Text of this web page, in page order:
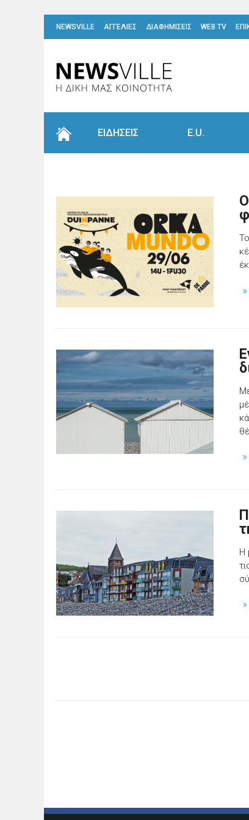
NEWSVILLE ΑΓΓΕΛΙΕΣ ΔΙΑΦΗΜΙΣΕΙΣ WEB TV
ΕΙΔΗΣΕΙΣ E.U.
Η